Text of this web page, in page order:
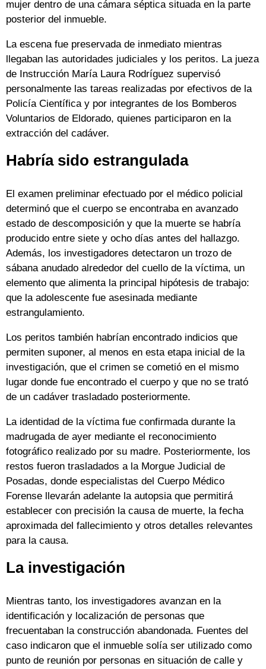
mujer dentro de una cámara séptica situada en la parte
posterior del inmueble.
La escena fue preservada de inmediato mientras
llegaban las autoridades judiciales y los peritos. La jueza
de Instrucción María Laura Rodríguez supervisó
personalmente las tareas realizadas por efectivos de la
Policía Científica y por integrantes de los Bomberos
Voluntarios de Eldorado, quienes participaron en la
extracción del cadáver.
Habría sido estrangulada
El examen preliminar efectuado por el médico policial
determinó que el cuerpo se encontraba en avanzado
estado de descomposición y que la muerte se habría
producido entre siete y ocho días antes del hallazgo.
Además, los investigadores detectaron un trozo de
sábana anudado alrededor del cuello de la víctima, un
elemento que alimenta la principal hipótesis de trabajo:
que la adolescente fue asesinada mediante
estrangulamiento.
Los peritos también habrían encontrado indicios que
permiten suponer, al menos en esta etapa inicial de la
investigación, que el crimen se cometió en el mismo
lugar donde fue encontrado el cuerpo y que no se trató
de un cadáver trasladado posteriormente.
La identidad de la víctima fue confirmada durante la
madrugada de ayer mediante el reconocimiento
fotográfico realizado por su madre. Posteriormente, los
restos fueron trasladados a la Morgue Judicial de
Posadas, donde especialistas del Cuerpo Médico
Forense llevarán adelante la autopsia que permitirá
establecer con precisión la causa de muerte, la fecha
aproximada del fallecimiento y otros detalles relevantes
para la causa.
La investigación
Mientras tanto, los investigadores avanzan en la
identificación y localización de personas que
frecuentaban la construcción abandonada. Fuentes del
caso indicaron que el inmueble solía ser utilizado como
punto de reunión por personas en situación de calle y